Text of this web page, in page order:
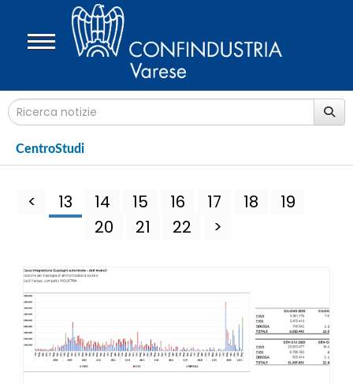
CentroStudi
< 13 14 15 16 17 18
19
20
21 22 >